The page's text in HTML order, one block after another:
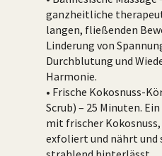
ganzheitliche
langen, fließenden
Linderung von
Durchblutung und
Harmonie.
• Frische Kokosnuss-
Scrub) – 25 Minuten.
mit frischer
exfoliert und nährt und